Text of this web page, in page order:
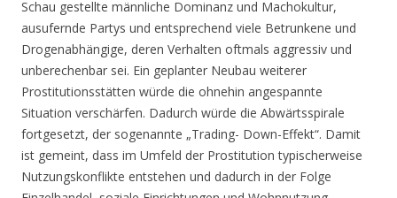
Schau gestellte männliche Dominanz und Machokultur,
ausufernde Partys und entsprechend viele Betrunkene und
Drogenabhängige, deren Verhalten oftmals aggressiv und
unberechenbar sei. Ein geplanter Neubau weiterer
Prostitutionsstätten würde die ohnehin angespannte
Situation verschärfen. Dadurch würde die Abwärtsspirale
fortgesetzt, der sogenannte „Trading- Down-Effekt“. Damit
ist gemeint, dass im Umfeld der Prostitution typischerweise
Nutzungskonflikte entstehen und dadurch in der Folge